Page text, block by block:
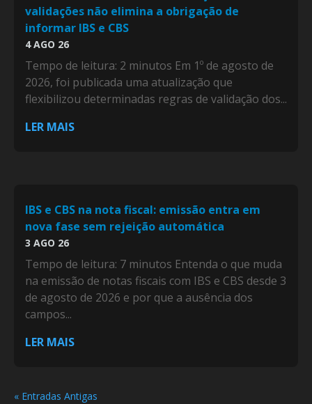
validações não elimina a obrigação de
informar IBS e CBS
4 AGO 26
Tempo de leitura: 2 minutos Em 1º de agosto de
2026, foi publicada uma atualização que
flexibilizou determinadas regras de validação dos...
LER MAIS
IBS e CBS na nota fiscal: emissão entra em
nova fase sem rejeição automática
3 AGO 26
Tempo de leitura: 7 minutos Entenda o que muda
na emissão de notas fiscais com IBS e CBS desde 3
de agosto de 2026 e por que a ausência dos
campos...
LER MAIS
« Entradas Antigas